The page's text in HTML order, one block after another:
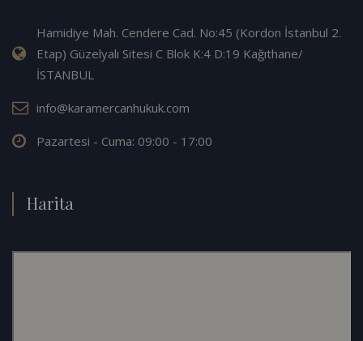
Hamidiye Mah. Cendere Cad. No:45 (Kordon İstanbul 2.
Etap) Güzelyalı Sitesi C Blok K:4 D:19 Kağıthane/
İSTANBUL
info@karamercanhukuk.com
Pazartesi - Cuma: 09:00 - 17:00
Harita